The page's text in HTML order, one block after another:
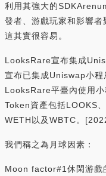
利用其強大的
發者、游戲玩家和影響
這其實很容易。
LooksRare宣布集成
宣布已集成Uniswap小
LooksRare平臺內使用
Token資產包括LOOKS
WETH以及WBTC。
我們稱之為月球因素：
Moon factor#1休閑游戲